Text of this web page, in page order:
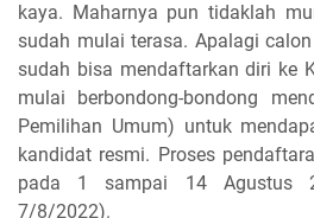
kaya. Maharnya pun tidaklah
sudah mulai terasa. Apalagi
sudah bisa mendaftarkan diri ke
mulai berbondong-bondong
Pemilihan Umum) untuk
kandidat resmi. Proses
pada 1 sampai 14 Agustus
7/8/2022).